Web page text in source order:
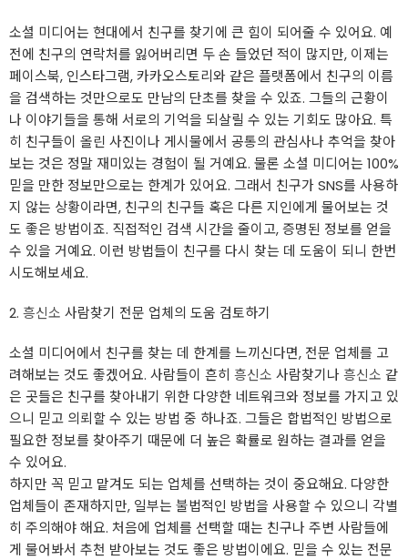
소셜 미디어는 현대에서 친구를 찾기에 큰 힘이 되어줄 수 있어요. 예
전에 친구의 연락처를 잃어버리면 두 손 들었던 적이 많지만, 이제는
페이스북, 인스타그램, 카카오스토리와 같은 플랫폼에서 친구의 이름
을 검색하는 것만으로도 만남의 단초를 찾을 수 있죠. 그들의 근황이
나 이야기들을 통해 서로의 기억을 되살릴 수 있는 기회도 많아요. 특
히 친구들이 올린 사진이나 게시물에서 공통의 관심사나 추억을 찾아
보는 것은 정말 재미있는 경험이 될 거예요. 물론 소셜 미디어는 100%
믿을 만한 정보만으로는 한계가 있어요. 그래서 친구가 SNS를 사용하
지 않는 상황이라면, 친구의 친구들 혹은 다른 지인에게 물어보는 것
도 좋은 방법이죠. 직접적인 검색 시간을 줄이고, 증명된 정보를 얻을
수 있을 거예요. 이런 방법들이 친구를 다시 찾는 데 도움이 되니 한번
시도해보세요.
2. 흥신소 사람찾기 전문 업체의 도움 검토하기
소셜 미디어에서 친구를 찾는 데 한계를 느끼신다면, 전문 업체를 고
려해보는 것도 좋겠어요. 사람들이 흔히 흥신소 사람찾기나흥신소 같
은 곳들은 친구를 찾아내기 위한 다양한 네트워크와 정보를 가지고 있
으니 믿고 의뢰할 수 있는 방법 중 하나죠. 그들은 합법적인 방법으로
필요한 정보를 찾아주기 때문에 더 높은 확률로 원하는 결과를 얻을
수 있어요.
하지만 꼭 믿고 맡겨도 되는 업체를 선택하는 것이 중요해요. 다양한
업체들이 존재하지만, 일부는 불법적인 방법을 사용할 수 있으니 각별
히 주의해야 해요. 처음에 업체를 선택할 때는 친구나 주변 사람들에
게 물어봐서 추천 받아보는 것도 좋은 방법이에요. 믿을 수 있는 전문